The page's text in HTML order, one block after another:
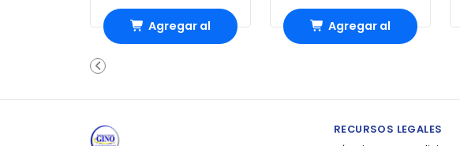
Agregar al Agregar al
RECURSOS LEGALES